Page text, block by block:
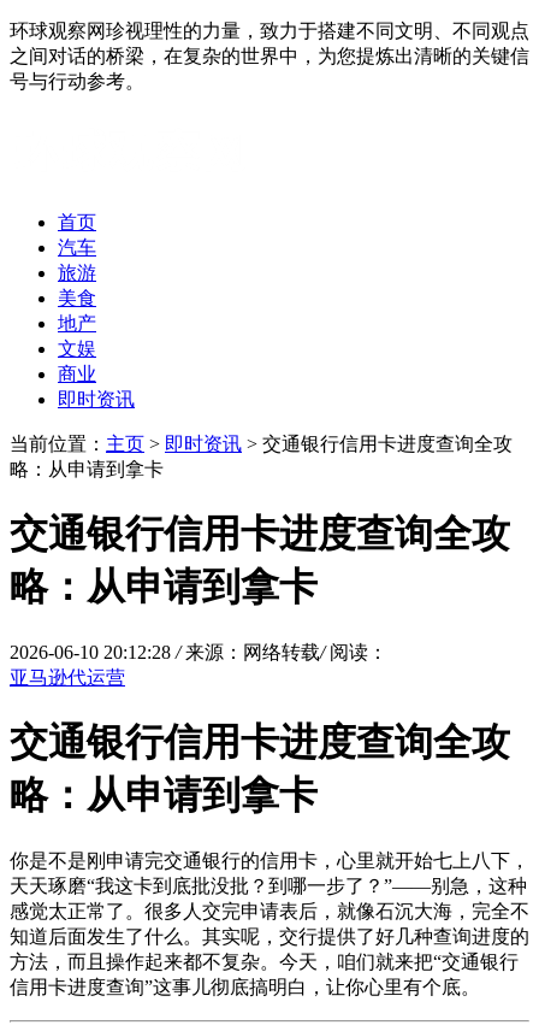
环球观察网珍视理性的力量，致力于搭建不同文明、不同观点
之间对话的桥梁，在复杂的世界中，为您提炼出清晰的关键信
号与行动参考。
首页
汽车
旅游
美食
地产
文娱
商业
即时资讯
当前位置： 主页 > 即时资讯 > 交通银行信用卡进度查询全攻
略：从申请到拿卡
交通银行信用卡进度查询全攻
略：从申请到拿卡
2026-06-10 20:12:28 / 来源：网络转载/ 阅读：
亚马逊代运营
交通银行信用卡进度查询全攻
略：从申请到拿卡
你是不是刚申请完交通银行的信用卡，心里就开始七上八下，
天天琢磨“我这卡到底批没批？到哪一步了？”——别急，这种
感觉太正常了。很多人交完申请表后，就像石沉大海，完全不
知道后面发生了什么。其实呢，交行提供了好几种查询进度的
方法，而且操作起来都不复杂。今天，咱们就来把“交通银行
信用卡进度查询”这事儿彻底搞明白，让你心里有个底。